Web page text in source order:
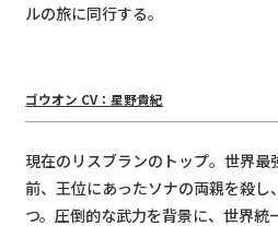
ルの旅に同⾏する。
ゴウオン CV：星野貴紀
現在のリスブランのトップ。世界最
前、王位にあったソナの両親を殺
つ。圧倒的な武⼒を背景に、世界統